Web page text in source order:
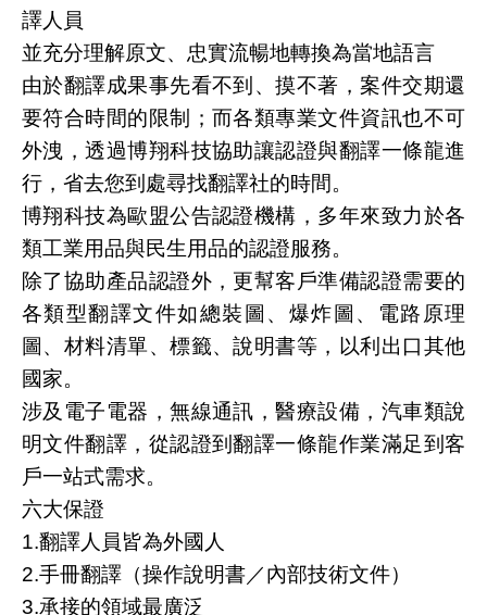
譯人員
並充分理解原文、忠實流暢地轉換為當地語言
由於翻譯成果事先看不到、摸不著，案件交期還
要符合時間的限制；而各類專業文件資訊也不可
外洩，透過博翔科技協助讓認證與翻譯一條龍進
行，省去您到處尋找翻譯社的時間。
博翔科技為歐盟公告認證機構，多年來致力於各
類工業用品與民生用品的認證服務。
除了協助產品認證外，更幫客戶準備認證需要的
各類型翻譯文件如總裝圖、爆炸圖、電路原理
圖、材料清單、標籤、說明書等，以利出口其他
國家。
涉及電子電器，無線通訊，醫療設備，汽車類說
明文件翻譯，從認證到翻譯一條龍作業滿足到客
戶一站式需求。
六大保證
1.翻譯人員皆為外國人
2.手冊翻譯（操作說明書／內部技術文件）
3.承接的領域最廣泛